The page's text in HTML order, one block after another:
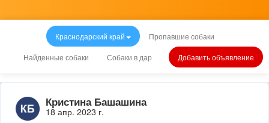
Краснодарский край Пропавшие собаки
Найденные собаки Собаки в дар Добавить объявление
Кристина Башашина
18 апр. 2023 г.